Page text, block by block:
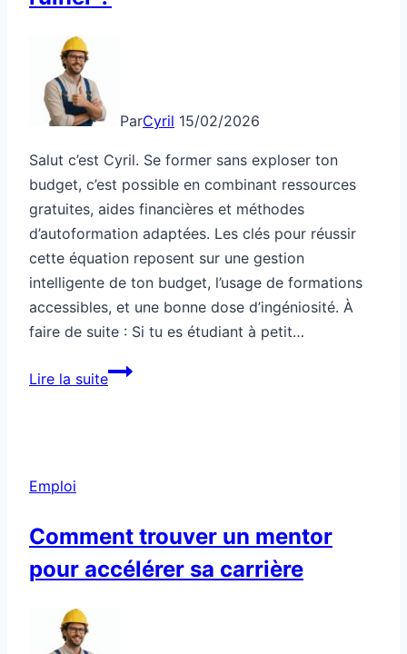
ParCyril 15/02/2026
Salut c’est Cyril. Se former sans exploser ton
budget, c’est possible en combinant ressources
gratuites, aides financières et méthodes
d’autoformation adaptées. Les clés pour réussir
cette équation reposent sur une gestion
intelligente de ton budget, l’usage de formations
accessibles, et une bonne dose d’ingéniosité. À
faire de suite : Si tu es étudiant à petit…
Lire la suiteÉducation
?
Emploi
Comment trouver un mentor
pour accélérer sa carrière